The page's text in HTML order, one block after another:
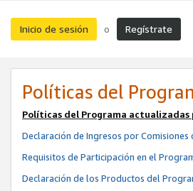
Inicio de sesión o Regístrate
Políticas del
Políticas del Programa
Declaración de Ingresos por
Requisitos de Participación en el
Declaración de los Productos del